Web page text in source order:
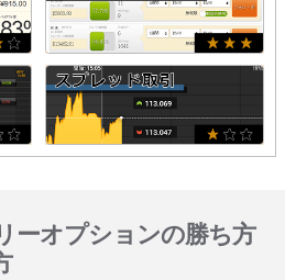
ーオプションの勝ち方